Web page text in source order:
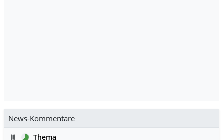
News-Kommentare
PauseThema